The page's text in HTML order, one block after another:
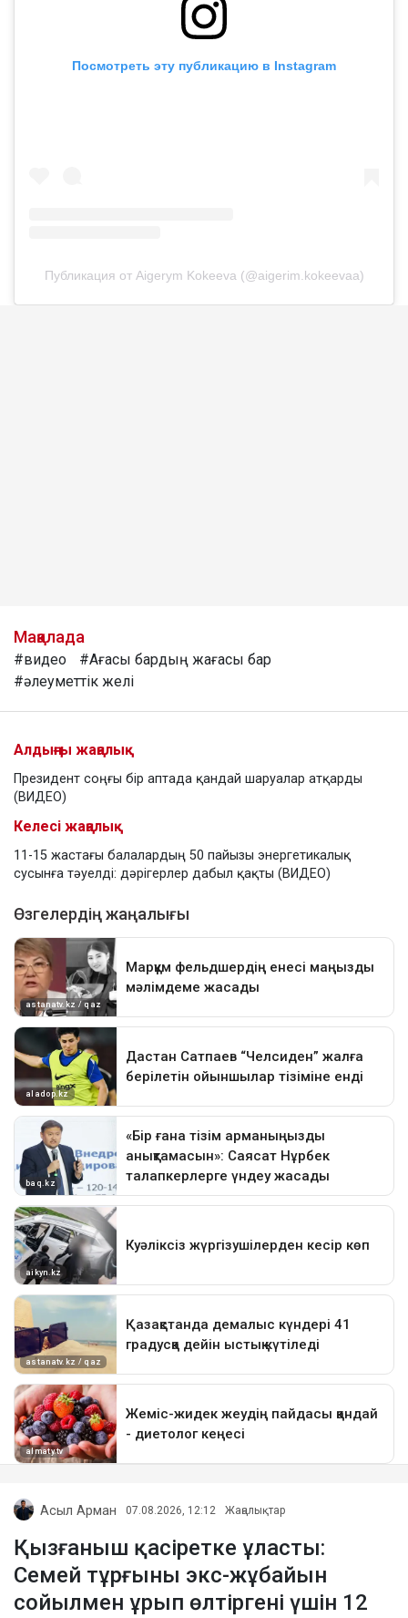
Посмотреть эту публикацию в Instagram
Публикация от Aigerym Kokeeva (@aigerim.kokeevaa)
Мақалада
#видео
#Ағасы бардың жағасы бар
#әлеуметтік желі
Алдыңғы жаңалық
Президент соңғы бір аптада қандай шаруалар атқарды
(ВИДЕО)
Келесі жаңалық
11-15 жастағы балалардың 50 пайызы энергетикалық
сусынға тәуелді: дәрігерлер дабыл қақты (ВИДЕО)
Асыл Арман 07.08.2026, 12:12 Жаңалықтар
Қызғаныш қасіретке ұласты:
Семей тұрғыны экс-жұбайын
сойылмен ұрып өлтіргені үшін 12